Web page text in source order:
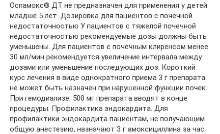
Оспамокс® ДТ не предназначен для применения у детей
младше 5 лет. Дозировка для пациентов с почечной
недостаточностью У пациентов с тяжелой почечной
недостаточностью рекомендуемые дозы должны быть
уменьшены. Для пациентов с почечным клиренсом менее
30 мл/мин рекомендуется увеличение интервала между
дозами или уменьшение последующих доз. Короткий
курс лечения в виде однократного приема 3 г препарата
не может быть назначен при нарушенной функции почек.
При гемодиализе: 500 мг препарата вводят в конце
процедуры. Профилактика эндокардита. Для
профилактики эндокардита пациентам, не получающим
общую анестезию, назначают 3 г амоксициллина за час